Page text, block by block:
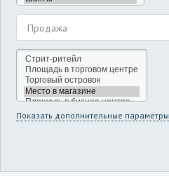
Продажа
Показать дополнительные параметры